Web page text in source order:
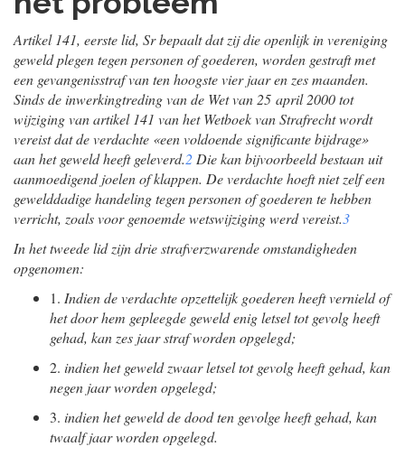
Artikel 141, eerste lid, Sr bepaalt dat zij die openlijk in vereniging
geweld plegen tegen personen of goederen, worden gestraft met
een gevangenisstraf van ten hoogste vier jaar en zes maanden.
Sinds de inwerkingtreding van de Wet van 25 april 2000 tot
wijziging van artikel 141 van het Wetboek van Strafrecht wordt
vereist dat de verdachte «een voldoende significante bijdrage»
aan het geweld heeft geleverd.2 Die kan bijvoorbeeld bestaan uit
aanmoedigend joelen of klappen. De verdachte hoeft niet zelf een
gewelddadige handeling tegen personen of goederen te hebben
verricht, zoals voor genoemde wetswijziging werd vereist.3
In het tweede lid zijn drie strafverzwarende omstandigheden
opgenomen:
1. Indien de verdachte opzettelijk goederen heeft vernield of
het door hem gepleegde geweld enig letsel tot gevolg heeft
gehad, kan zes jaar straf worden opgelegd;
2. indien het geweld zwaar letsel tot gevolg heeft gehad, kan
negen jaar worden opgelegd;
3. indien het geweld de dood ten gevolge heeft gehad, kan
twaalf jaar worden opgelegd.